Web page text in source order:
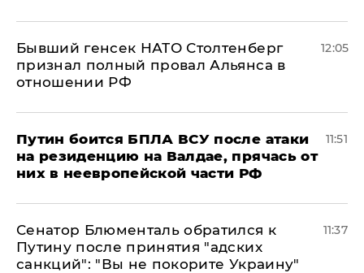
Бывший генсек НАТО Столтенберг
признал полный провал Альянса в
отношении РФ
12:05
Путин боится БПЛА ВСУ после атаки
на резиденцию на Валдае, прячась от
них в неевропейской части РФ
11:51
Сенатор Блюменталь обратился к
Путину после принятия "адских
санкций": "Вы не покорите Украину"
11:37